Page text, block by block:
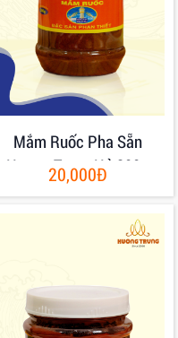
Mắm Ruốc Pha Sẵn
Hương Trung Hủ 200g
20,000Đ